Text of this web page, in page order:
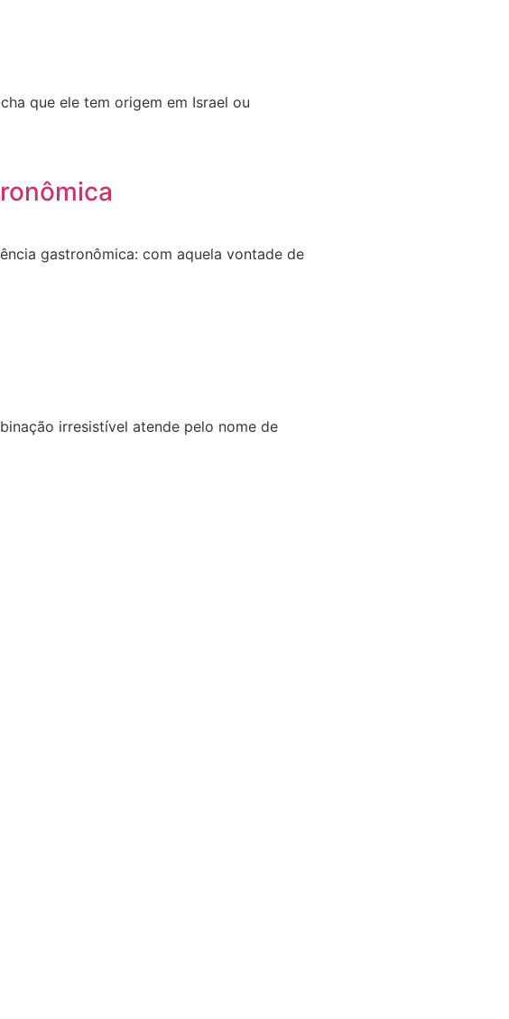
que ele tem origem em Israel ou
gastronômica: com aquela vontade de
irresistível atende pelo nome de